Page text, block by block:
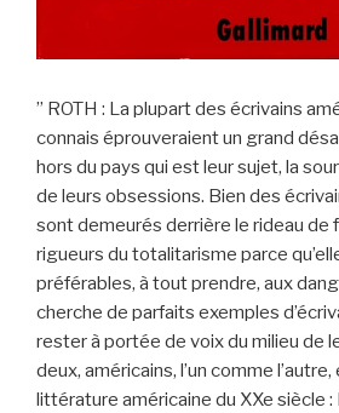
” ROTH : La plupart des écrivains
connais éprouveraient un grand
hors du pays qui est leur sujet, la
de leurs obsessions. Bien des
sont demeurés derrière le rideau de
rigueurs du totalitarisme parce
préférables, à tout prendre, aux
cherche de parfaits exemples
rester à portée de voix du milieu de
deux, américains, l’un comme
littérature américaine du XXe siècle :